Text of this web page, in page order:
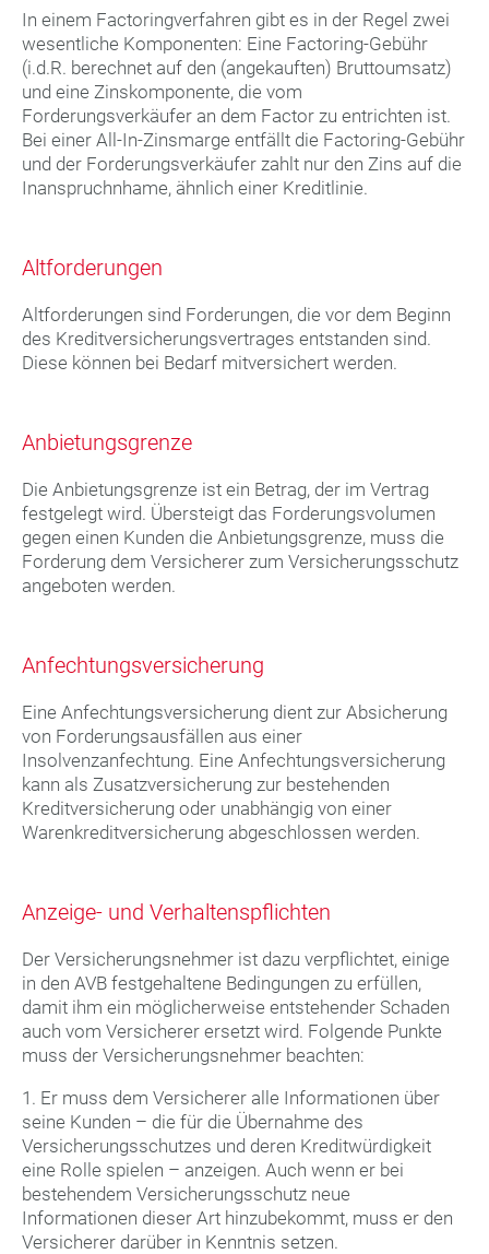
In einem Factoringverfahren gibt es in der Regel zwei
wesentliche Komponenten: Eine Factoring-Gebühr
(i.d.R. berechnet auf den (angekauften) Bruttoumsatz)
und eine Zinskomponente, die vom
Forderungsverkäufer an dem Factor zu entrichten ist.
Bei einer All-In-Zinsmarge entfällt die Factoring-Gebühr
und der Forderungsverkäufer zahlt nur den Zins auf die
Inanspruchnhame, ähnlich einer Kreditlinie.
Altforderungen
Altforderungen sind Forderungen, die vor dem Beginn
des Kreditversicherungsvertrages entstanden sind.
Diese können bei Bedarf mitversichert werden.
Anbietungsgrenze
Die Anbietungsgrenze ist ein Betrag, der im Vertrag
festgelegt wird. Übersteigt das Forderungsvolumen
gegen einen Kunden die Anbietungsgrenze, muss die
Forderung dem Versicherer zum Versicherungsschutz
angeboten werden.
Anfechtungsversicherung
Eine Anfechtungsversicherung dient zur Absicherung
von Forderungsausfällen aus einer
Insolvenzanfechtung. Eine Anfechtungsversicherung
kann als Zusatzversicherung zur bestehenden
Kreditversicherung oder unabhängig von einer
Warenkreditversicherung abgeschlossen werden.
Anzeige- und Verhaltenspflichten
Der Versicherungsnehmer ist dazu verpflichtet, einige
in den AVB festgehaltene Bedingungen zu erfüllen,
damit ihm ein möglicherweise entstehender Schaden
auch vom Versicherer ersetzt wird. Folgende Punkte
muss der Versicherungsnehmer beachten:
1. Er muss dem Versicherer alle Informationen über
seine Kunden – die für die Übernahme des
Versicherungsschutzes und deren Kreditwürdigkeit
eine Rolle spielen – anzeigen. Auch wenn er bei
bestehendem Versicherungsschutz neue
Informationen dieser Art hinzubekommt, muss er den
Versicherer darüber in Kenntnis setzen.